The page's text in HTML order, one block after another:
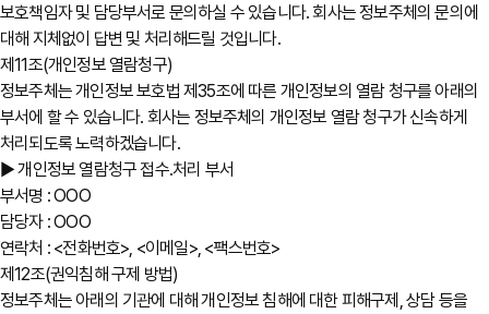
보호책임자 및 담당부서로 문의하실 수 있습니다. 회사는 정보주체의 문의에
대해 지체없이 답변 및 처리해드릴 것입니다.
제11조(개인정보 열람청구)
정보주체는 개인정보 보호법 제35조에 따른 개인정보의 열람 청구를 아래의
부서에 할 수 있습니다. 회사는 정보주체의 개인정보 열람 청구가 신속하게
처리되도록 노력하겠습니다.
▶ 개인정보 열람청구 접수․처리 부서
부서명 : OOO
담당자 : OOO
연락처 : <전화번호>, <이메일>, <팩스번호>
제12조(권익침해 구제 방법)
정보주체는 아래의 기관에 대해 개인정보 침해에 대한 피해구제, 상담 등을